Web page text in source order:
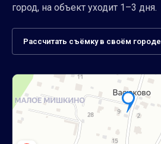
город, на объект уходит 1–3 дня.
Рассчитать съёмку в своём городе